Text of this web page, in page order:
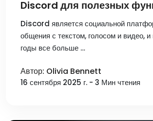
Discord для полезных
Discord является социальной
общения с текстом, голосом и видео,
годы все больше …
Автор: Olivia Bennett
16 сентября 2025 г. - 3 Мин чтения